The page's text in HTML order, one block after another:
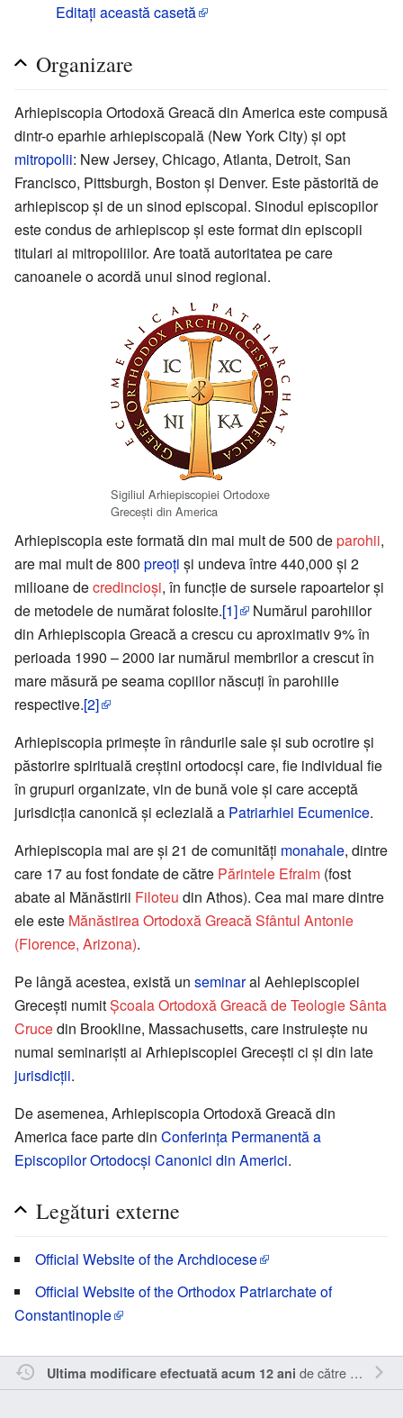
Editaţi această casetă
Organizare
Arhiepiscopia Ortodoxă Greacă din America este compusă
dintr-o eparhie arhiepiscopală (New York City) şi opt
mitropolii: New Jersey, Chicago, Atlanta, Detroit, San
Francisco, Pittsburgh, Boston şi Denver. Este păstorită de
arhiepiscop şi de un sinod episcopal. Sinodul episcopilor
este condus de arhiepiscop şi este format din episcopii
titulari ai mitropoliilor. Are toată autoritatea pe care
canoanele o acordă unui sinod regional.
Sigiliul Arhiepiscopiei Ortodoxe
Greceşti din America
Arhiepiscopia este formată din mai mult de 500 deparohii,
are mai mult de 800 preoţi şi undeva între 440,000 şi 2
milioane decredincioşi, în funcţie de sursele rapoartelor şi
de metodele de numărat folosite.[1]
Numărul parohiilor
din Arhiepiscopia Greacă a crescu cu aproximativ 9% în
perioada 1990 – 2000 iar numărul membrilor a crescut în
mare măsură pe seama copiilor născuţi în parohiile
respective.[2]
Arhiepiscopia primeşte în rândurile sale şi sub ocrotire şi
păstorire spirituală creştini ortodocşi care, fie individual fie
în grupuri organizate, vin de bună voie şi care acceptă
jurisdicţia canonică şi eclezială a Patriarhiei Ecumenice.
Arhiepiscopia mai are şi 21 de comunităţi monahale, dintre
care 17 au fost fondate de către Părintele Efraim (fost
abate al Mănăstirii Filoteu din Athos). Cea mai mare dintre
ele este Mănăstirea Ortodoxă Greacă Sfântul Antonie
(Florence, Arizona).
Pe lângă acestea, există un seminaral Aehiepiscopiei
Greceşti numitŞcoala Ortodoxă Greacă de Teologie Sânta
Crucedin Brookline, Massachusetts, care instruieşte nu
numai seminarişti ai Arhiepiscopiei Greceşti ci şi din late
jurisdicţii.
De asemenea, Arhiepiscopia Ortodoxă Greacă din
America face parte din Conferinţa Permanentă a
Episcopilor Ortodocşi Canonici din Americi.
Legături externe
Official Website of the Archdiocese
Official Website of the Orthodox Patriarchate of
Constantinople
Ultima modificare efectuată acum 12 ani de către Nick15